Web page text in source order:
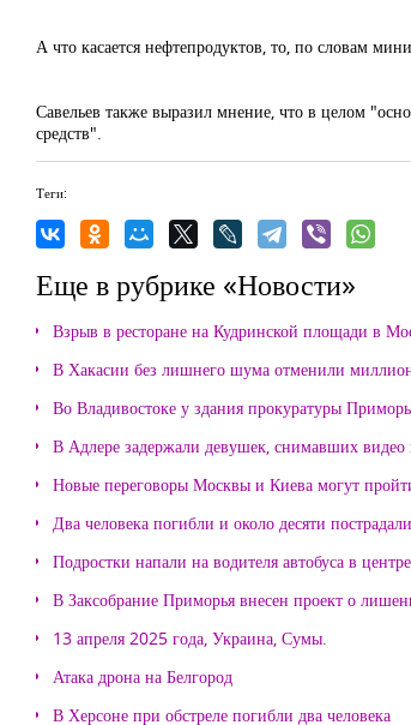
А что касается нефтепродуктов, то, по словам
Савельев также выразил мнение, что в целом
средств".
Теги:
Еще в рубрике «Новости»
Взрыв в ресторане на Кудринской площади в
В Хакасии без лишнего шума отменили
Во Владивостоке у здания прокуратуры
В Адлере задержали девушек, снимавших
Новые переговоры Москвы и Киева могут
Два человека погибли и около десяти
Подростки напали на водителя автобуса в
В Заксобрание Приморья внесен проект о
13 апреля 2025 года, Украина, Сумы.
Атака дрона на Белгород
В Херсоне при обстреле погибли два человека